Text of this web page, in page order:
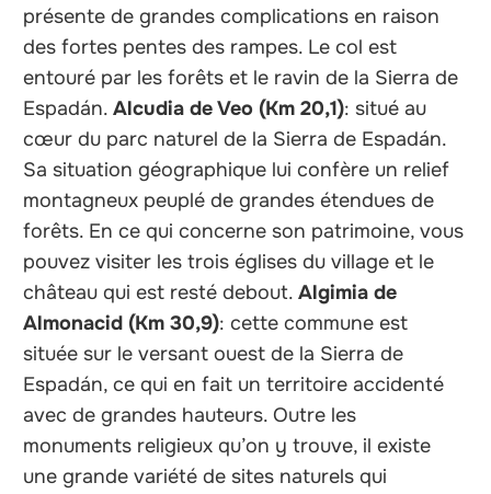
présente de grandes complications en raison
des fortes pentes des rampes. Le col est
entouré par les forêts et le ravin de la Sierra de
Espadán.Alcudia de Veo (Km 20,1): situé au
cœur du parc naturel de la Sierra de Espadán.
Sa situation géographique lui confère un relief
montagneux peuplé de grandes étendues de
forêts. En ce qui concerne son patrimoine, vous
pouvez visiter les trois églises du village et le
château qui est resté debout.Algimia de
Almonacid (Km 30,9): cette commune est
située sur le versant ouest de la Sierra de
Espadán, ce qui en fait un territoire accidenté
avec de grandes hauteurs. Outre les
monuments religieux qu’on y trouve, il existe
une grande variété de sites naturels qui